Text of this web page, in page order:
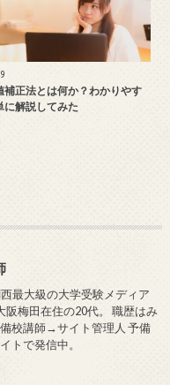
補正法とは何か？わかりやす
に解説してみた
最大級の大学受験メディア
阪梅田在住の20代。 職歴はみ
校講師→サイト管理人 予備
トで発信中。